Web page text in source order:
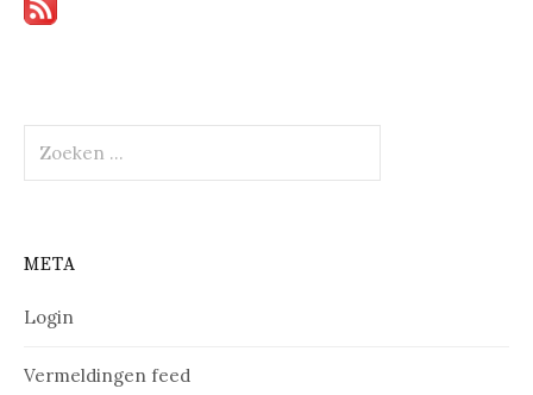
naar:
META
Login
Vermeldingen feed